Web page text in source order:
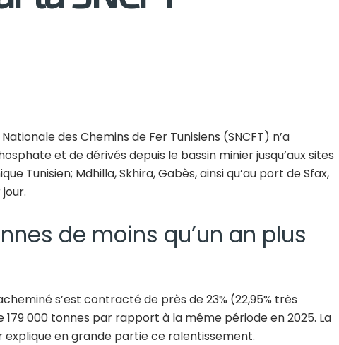
des Chemins de Fer Tunisiens (SNCFT) n’a
et de dérivés depuis le bassin minier jusqu’aux sites
Tunisien; Mdhilla, Skhira, Gabès, ainsi qu’au port de Sfax,
de moins qu’un an plus
s’est contracté de près de 23% (22,95% très
000 tonnes par rapport à la même période en 2025. La
en grande partie ce ralentissement.